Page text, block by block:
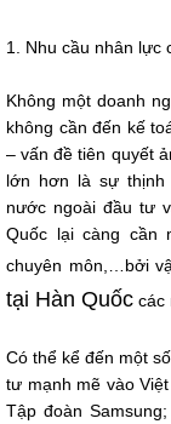
1. Nhu cầu nhân lực
Không một doanh
không cần đến kế
– vấn đề tiên quyết
lớn hơn là sự thịnh
nước ngoài đầu tư
Quốc lại càng cần
chuyên môn,…bởi
tại Hàn Quốc các
Có thể kể đến một
tư mạnh mẽ vào
Tập đoàn